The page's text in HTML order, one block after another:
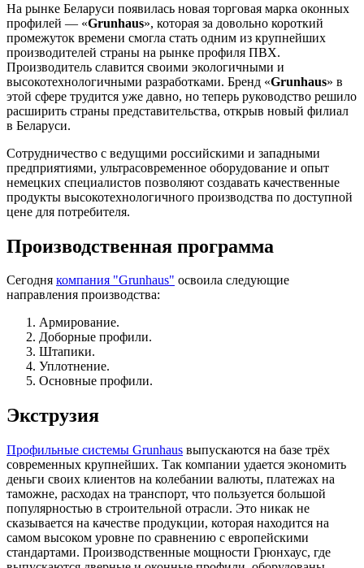
На рынке Беларуси появилась новая торговая марка оконных
профилей — «Grunhaus», которая за довольно короткий
промежуток времени смогла стать одним из крупнейших
производителей страны на рынке профиля ПВХ.
Производитель славится своими экологичными и
высокотехнологичными разработками. Бренд «Grunhaus» в
этой сфере трудится уже давно, но теперь руководство решило
расширить страны представительства, открыв новый филиал
в Беларуси.
Сотрудничество с ведущими российскими и западными
предприятиями, ультрасовременное оборудование и опыт
немецких специалистов позволяют создавать качественные
продукты высокотехнологичного производства по доступной
цене для потребителя.
Производственная программа
Сегодня компания "Grunhaus" освоила следующие
направления производства:
Армирование.
Доборные профили.
Штапики.
Уплотнение.
Основные профили.
Экструзия
Профильные системы Grunhaus выпускаются на базе трёх
современных крупнейших. Так компании удается экономить
деньги своих клиентов на колебании валюты, платежах на
таможне, расходах на транспорт, что пользуется большой
популярностью в строительной отрасли. Это никак не
сказывается на качестве продукции, которая находится на
самом высоком уровне по сравнению с европейскими
стандартами. Производственные мощности Грюнхаус, где